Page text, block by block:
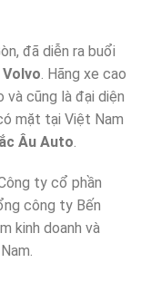
đã diễn ra buổi
Volvo . Hãng xe cao
cũng là đại diện
mặt tại Việt Nam
Âu Auto
ty cổ phần
công ty Bến
kinh doanh và